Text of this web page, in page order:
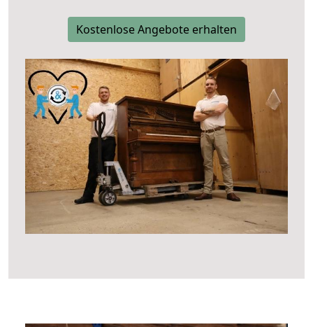
Kostenlose Angebote erhalten